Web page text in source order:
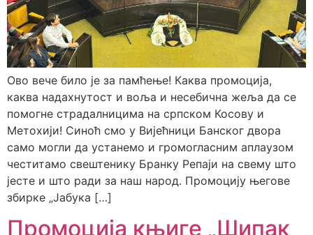
Ово вече било је за памћење! Каква промоција,
каква надахнутост и воља и несебична жеља да се
помогне страдалницима на српском Косову и
Метохији! Синоћ смо у Вијећници Банског двора
само могли да устанемо и громогласним аплаузом
честитамо свештенику Бранку Репаји на свему што
јесте и што ради за наш народ. Промоцију његове
збирке „Јабука […]
Промоција књиге „Шипак